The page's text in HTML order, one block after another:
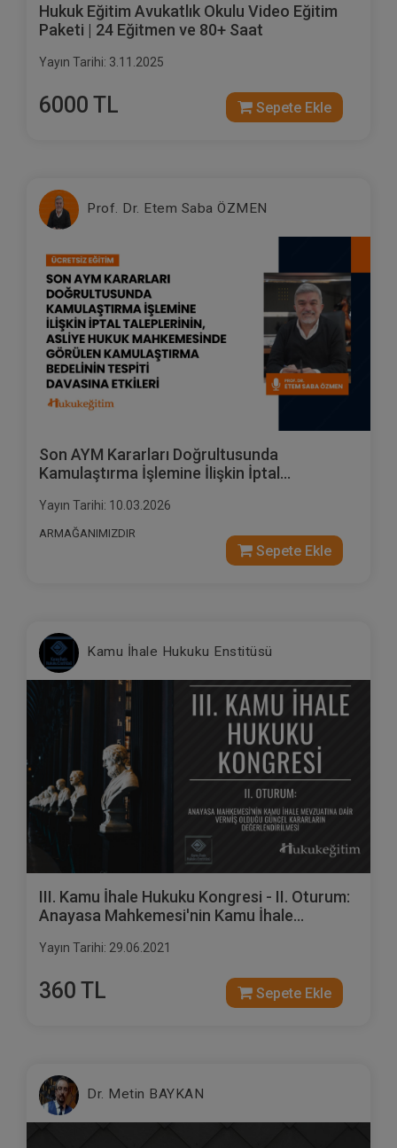
Hukuk Eğitim Avukatlık Okulu Video Eğitim
Paketi | 24 Eğitmen ve 80+ Saat
Yayın Tarihi: 3.11.2025
6000 TL Sepete Ekle
Prof. Dr. Etem Saba ÖZMEN
Son AYM Kararları Doğrultusunda
Kamulaştırma İşlemine İlişkin İptal
Görülen Kamulaştırma Bedelinin Tespiti
Davasına Etkileri Video Eğitimi
Yayın Tarihi: 10.03.2026
ARMAĞANIMIZDIR
Sepete Ekle
Kamu İhale Hukuku Enstitüsü
III. Kamu İhale Hukuku Kongresi - II. Oturum:
Anayasa Mahkemesi'nin Kamu İhale
Kararların Değerlendirilmesi Video Kaydı
Yayın Tarihi: 29.06.2021
360 TL Sepete Ekle
Dr. Metin BAYKAN